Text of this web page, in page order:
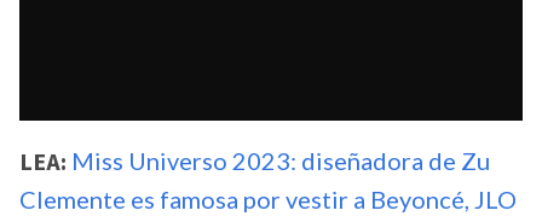
LEA: Miss Universo 2023: diseñadora de Zu
Clemente es famosa por vestir a Beyoncé, JLO